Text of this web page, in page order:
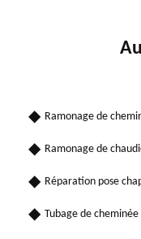
Ramonage de
Ramonage de
Réparation pose
Tubage de